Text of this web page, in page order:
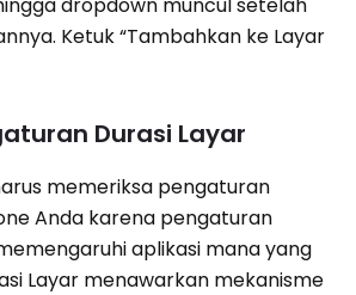
Ketuk “Tambahkan ke Layar
Durasi Layar
memeriksa pengaturan
Anda karena pengaturan
aplikasi mana yang
Layar menawarkan mekanisme